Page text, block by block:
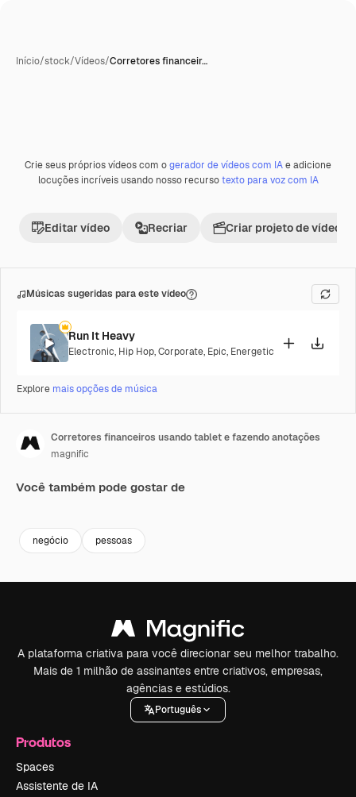
Início/stock/Vídeos/Corretores financeir…
Crie seus próprios vídeos com ogerador de vídeos com IAe adicione
locuções incríveis usando nosso recursotexto para voz com IA
Editar vídeo Recriar Criar projeto de vídeo
Músicas sugeridas para este vídeo
Run It Heavy
Electronic, Hip Hop,Corporate, Epic, Energetic
Explore mais opções de música
Corretores financeiros usando tablet e fazendo anotações
magnific
Você também pode gostar de
negócio pessoas
A plataforma criativa para você direcionar seu melhor trabalho.
Mais de 1 milhão de assinantes entre criativos, empresas,
agências e estúdios.
Português
Produtos
Spaces
Assistente de IA